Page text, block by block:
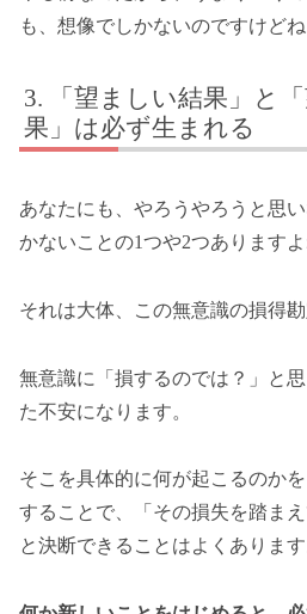
も、想像でしかないのですけどね
「望ましい結果」と
果」は必ず生まれる
あなたにも、やろうやろうと思
かないことの1つや2つありますよ
それは大体、この無意識の損得
無意識に「損するのでは？」と
た不安になります。
そこを具体的に何が起こるのか
することで、「その損失を踏ま
と決断できることはよくあります